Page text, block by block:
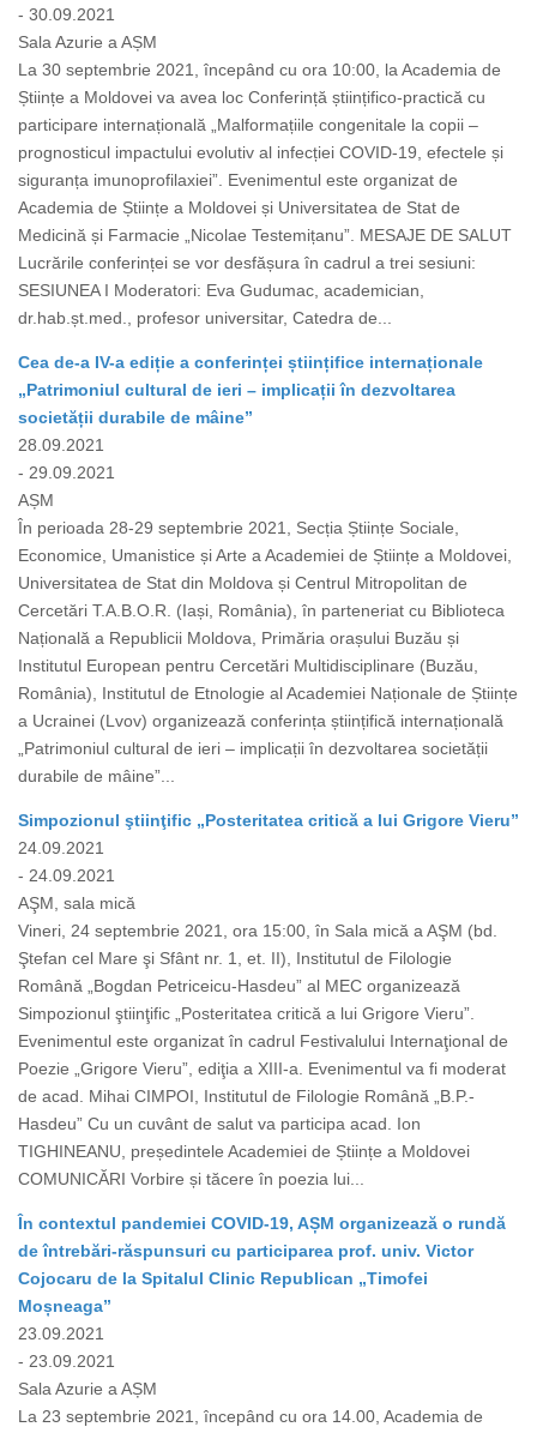
- 30.09.2021
Sala Azurie a AȘM
La 30 septembrie 2021, începând cu ora 10:00, la Academia de
Științe a Moldovei va avea loc Conferință științifico-practică cu
participare internațională „Malformațiile congenitale la copii –
prognosticul impactului evolutiv al infecției COVID-19, efectele și
siguranța imunoprofilaxiei”. Evenimentul este organizat de
Academia de Științe a Moldovei și Universitatea de Stat de
Medicină și Farmacie „Nicolae Testemițanu”. MESAJE DE SALUT
Lucrările conferinței se vor desfășura în cadrul a trei sesiuni:
SESIUNEA I Moderatori: Eva Gudumac, academician,
dr.hab.șt.med., profesor universitar, Catedra de...
Cea de-a IV-a ediție a conferinței științifice internaționale
„Patrimoniul cultural de ieri – implicații în dezvoltarea
societății durabile de mâine”
28.09.2021
- 29.09.2021
AȘM
În perioada 28-29 septembrie 2021, Secția Științe Sociale,
Economice, Umanistice și Arte a Academiei de Științe a Moldovei,
Universitatea de Stat din Moldova și Centrul Mitropolitan de
Cercetări T.A.B.O.R. (Iași, România), în parteneriat cu Biblioteca
Națională a Republicii Moldova, Primăria orașului Buzău și
Institutul European pentru Cercetări Multidisciplinare (Buzău,
România), Institutul de Etnologie al Academiei Naționale de Științe
a Ucrainei (Lvov) organizează conferința științifică internațională
„Patrimoniul cultural de ieri – implicații în dezvoltarea societății
durabile de mâine”...
Simpozionul ştiinţific „Posteritatea critică a lui Grigore Vieru”
24.09.2021
- 24.09.2021
AŞM, sala mică
Vineri, 24 septembrie 2021, ora 15:00, în Sala mică a AŞM (bd.
Ştefan cel Mare şi Sfânt nr. 1, et. II), Institutul de Filologie
Română „Bogdan Petriceicu-Hasdeu” al MEC organizează
Simpozionul ştiinţific „Posteritatea critică a lui Grigore Vieru”.
Evenimentul este organizat în cadrul Festivalului Internaţional de
Poezie „Grigore Vieru”, ediţia a XIII-a. Evenimentul va fi moderat
de acad. Mihai CIMPOI, Institutul de Filologie Română „B.P.-
Hasdeu” Cu un cuvânt de salut va participa acad. Ion
TIGHINEANU, președintele Academiei de Științe a Moldovei
COMUNICĂRI Vorbire și tăcere în poezia lui...
În contextul pandemiei COVID-19, AȘM organizează o rundă
de întrebări-răspunsuri cu participarea prof. univ. Victor
Cojocaru de la Spitalul Clinic Republican „Timofei
Moșneaga”
23.09.2021
- 23.09.2021
Sala Azurie a AȘM
La 23 septembrie 2021, începând cu ora 14.00, Academia de